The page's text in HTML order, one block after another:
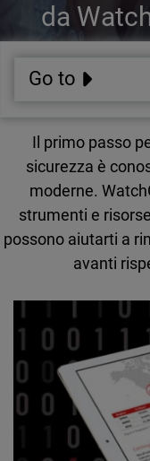
da
Go to
Il primo passo
sicurezza è
moderne.
strumenti e
possono aiutarti a
avanti